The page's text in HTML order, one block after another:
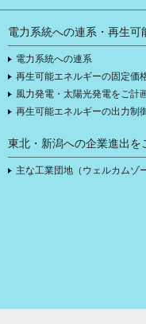
電力系統への連系・再生可
電力系統への連系
再生可能エネルギーの固定価
風力発電・太陽光発電をご計
再生可能エネルギーの出力制
東北・新潟への企業進出を
主な工業団地（ウェルカムゾ